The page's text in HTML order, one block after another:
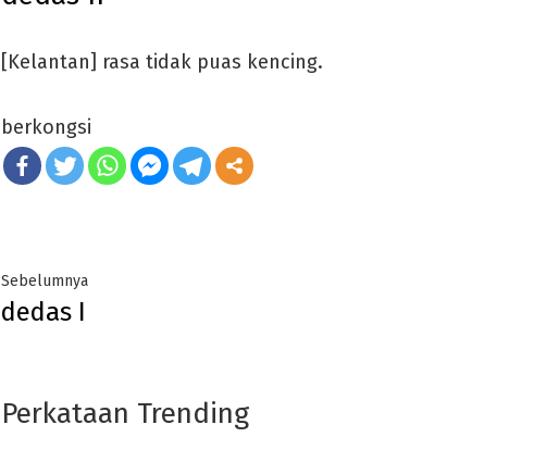
[Kelantan] rasa tidak puas kencing.
berkongsi
Post
navigation
SebelumnyaPrevious
dedas I
Perkataan Trending